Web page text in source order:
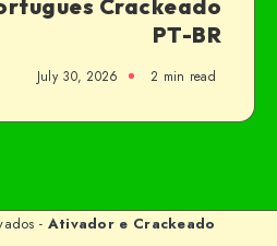
Crackeado
PT-BR
July 30, 2026 2 min read
- Ativador e Crackeado